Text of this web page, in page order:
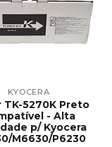
KYOCERA
TK-5270K Preto
- Alta
p/ Kyocera
M6630/P6230